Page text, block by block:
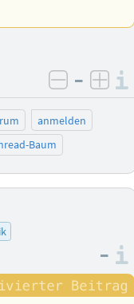
negativ
–
anmelden
Baum
–